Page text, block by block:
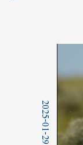
2025-01-29